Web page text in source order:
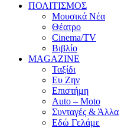
ΠΟΛΙΤΙΣΜΟΣ
Μουσικά Νέα
Θέατρο
Cinema/TV
Βιβλίο
MAGAZINE
Ταξίδι
Ευ Ζην
Επιστήμη
Auto – Moto
Συνταγές & Άλλα
Εδώ Γελάμε